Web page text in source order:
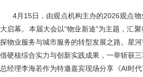
4月15日，由观点机构主办的2026观点物
大启幕。本届大会以“物业新途”为主题，汇
探物业服务与城市服务的转型发展之路。星
借硬核综合实力与创新实践成果，一举斩获
总经理李海若作为特邀嘉宾现场分享《AI时